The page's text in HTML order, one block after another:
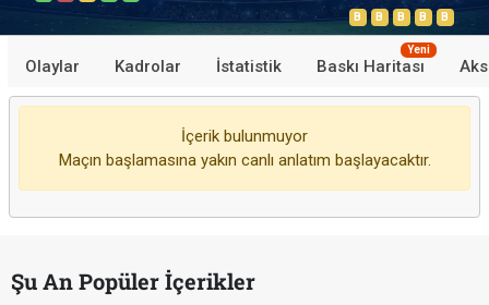
B B B B B
Olaylar Kadrolar İstatistik Baskı Haritası
Yeni
İçerik bulunmuyor
Maçın başlamasına yakın canlı anlatım başlayacaktır.
Şu An Popüler İçerikler